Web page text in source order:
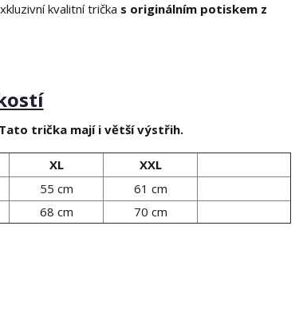
kvalitní trička s originálním potiskem z
trička mají i větší výstřih.
XL
XXL
55 cm
61 cm
68 cm 70 cm